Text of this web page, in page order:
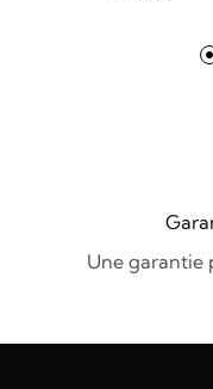
Une garantie